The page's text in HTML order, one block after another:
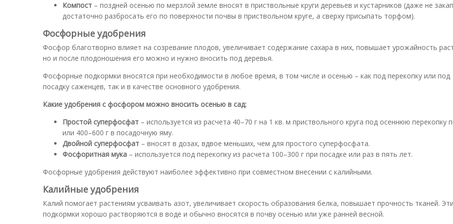
Компост – поздней осенью по мерзлой земле вносят в приствольные круги дере­вьев и кустарников (даже не
достаточно разбросать его по поверхности почвы в приствольном круге, а сверху присыпать торфом).
Фосфорные удобрения
Фосфор благотворно влияет на созревание плодов, увеличивает содержание сахара в них, повышает урожайность
но и после плодоношения его можно и нужно вносить под деревья.
Фосфорные подкормки вносятся при необходимости в любое время, в том числе и осенью – как под перекопку или под
посадку саженцев, так и в качестве основного удобрения.
Какие удобрения с фосфором можно вносить осенью в сад:
Простой суперфосфат – используется из расчета 40–70 г на 1 кв. м приствольного круга под осеннюю перекопку
или 400–600 г в посадочную яму.
Двойной суперфосфат – вносят в дозах, вдвое меньших, чем для простого суперфосфата.
Фосфоритная мука – используется под перекопку из расчета 100–300 г при посадке или раз в пять лет.
Фосфорные удобрения действуют наиболее эффективно при совместном внесении с калийными.
Калийные удобрения
Калий помогает растениям усваивать азот, увеличивает скорость образования белка, повышает прочность тканей. Эти
подкормки хорошо растворяются в воде и обычно вносятся в почву осенью или уже ранней весной.